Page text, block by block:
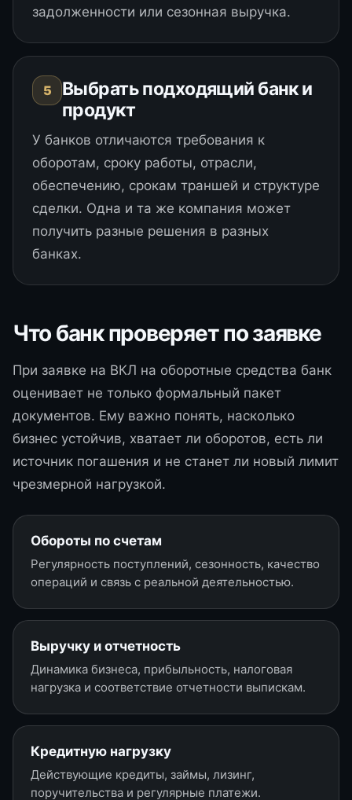
задолженности или сезонная выручка.
5
Выбрать подходящий банк и
продукт
У банков отличаются требования к
оборотам, сроку работы, отрасли,
обеспечению, срокам траншей и структуре
сделки. Одна и та же компания может
получить разные решения в разных
банках.
Что банк проверяет по заявке
При заявке на ВКЛ на оборотные средства банк
оценивает не только формальный пакет
документов. Ему важно понять, насколько
бизнес устойчив, хватает ли оборотов, есть ли
источник погашения и не станет ли новый лимит
чрезмерной нагрузкой.
Обороты по счетам
Регулярность поступлений, сезонность, качество
операций и связь с реальной деятельностью.
Выручку и отчетность
Динамика бизнеса, прибыльность, налоговая
нагрузка и соответствие отчетности выпискам.
Кредитную нагрузку
Действующие кредиты, займы, лизинг,
поручительства и регулярные платежи.